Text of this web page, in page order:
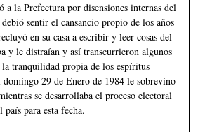
a la Prefectura por disensiones internas del
sentir el cansancio propio de los años
en su casa a escribir y leer cosas del
y le distraían y así transcurrieron algunos
la tranquilidad propia de los espíritus
domingo 29 de Enero de 1984 le sobrevino
se desarrollaba el proceso electoral
para esta fecha.